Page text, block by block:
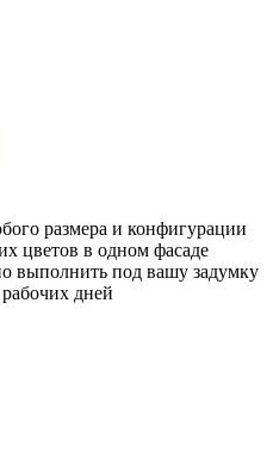
размера и конфигурации
цветов в одном фасаде
выполнить под вашу задумку
дней